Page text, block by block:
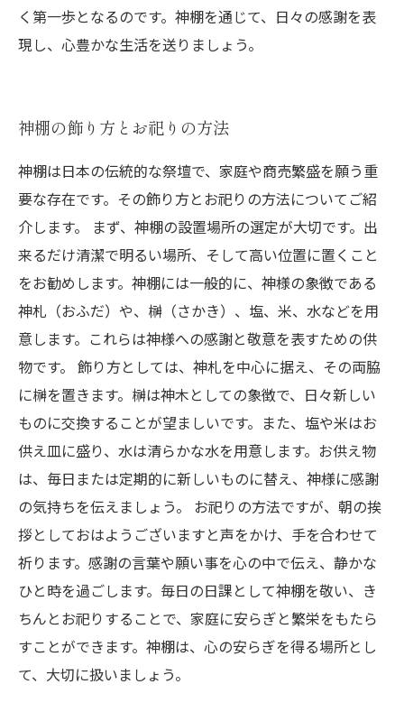
く第一歩となるのです。神棚を通じて、日々の感謝を表
現し、心豊かな生活を送りましょう。
神棚の飾り方とお祀りの方法
神棚は日本の伝統的な祭壇で、家庭や商売繁盛を願う重
要な存在です。その飾り方とお祀りの方法についてご紹
介します。 まず、神棚の設置場所の選定が大切です。出
来るだけ清潔で明るい場所、そして高い位置に置くこと
をお勧めします。神棚には一般的に、神様の象徴である
神札（おふだ）や、榊（さかき）、塩、米、水などを用
意します。これらは神様への感謝と敬意を表すための供
物です。 飾り方としては、神札を中心に据え、その両脇
に榊を置きます。榊は神木としての象徴で、日々新しい
ものに交換することが望ましいです。また、塩や米はお
供え皿に盛り、水は清らかな水を用意します。お供え物
は、毎日または定期的に新しいものに替え、神様に感謝
の気持ちを伝えましょう。 お祀りの方法ですが、朝の挨
拶としておはようございますと声をかけ、手を合わせて
祈ります。感謝の言葉や願い事を心の中で伝え、静かな
ひと時を過ごします。毎日の日課として神棚を敬い、き
ちんとお祀りすることで、家庭に安らぎと繁栄をもたら
すことができます。神棚は、心の安らぎを得る場所とし
て、大切に扱いましょう。